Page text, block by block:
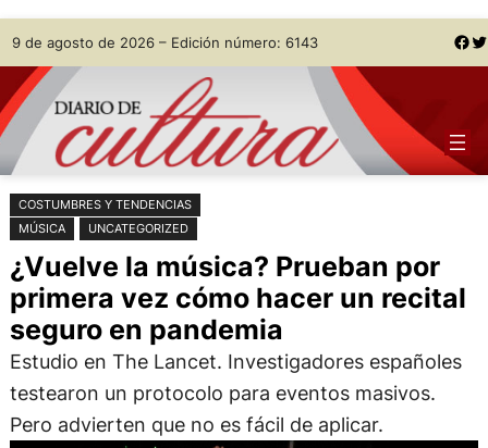
Saltar
al
contenido
Skip
to
content
9 de agosto de 2026 – Edición número: 6143 Facebook Twitter
COSTUMBRES Y TENDENCIAS
MÚSICA
UNCATEGORIZED
¿Vuelve la música? Prueban por
primera vez cómo hacer un recital
seguro en pandemia
Estudio en The Lancet. Investigadores españoles
testearon un protocolo para eventos masivos.
Pero advierten que no es fácil de aplicar.